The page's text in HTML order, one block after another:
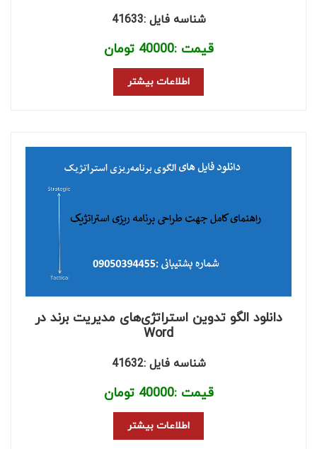
شناسه فایل :41633
قیمت :40000 تومان
اطلاعات بیشتر
دانلود الگو تدوین استراتژی‌های مدیریت برند در
Word
شناسه فایل :41632
قیمت :40000 تومان
اطلاعات بیشتر